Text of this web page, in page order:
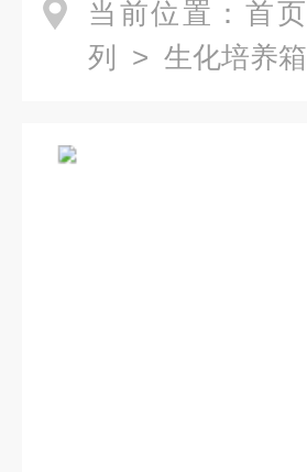
当前位置： 首页
列
> 生化培养箱